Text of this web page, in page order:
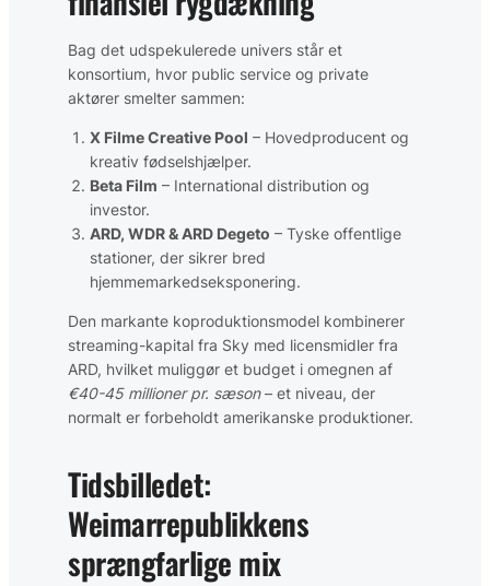
Bag det udspekulerede univers står et
konsortium, hvor public service og private
aktører smelter sammen:
X Filme Creative Pool – Hovedproducent og
kreativ fødselshjælper.
Beta Film – International distribution og
investor.
ARD, WDR & ARD Degeto – Tyske offentlige
stationer, der sikrer bred
hjemmemarkedseksponering.
Den markante koproduktionsmodel kombinerer
streaming-kapital fra Sky med licensmidler fra
ARD, hvilket muliggør et budget i omegnen af
€40-45 millioner pr. sæson– et niveau, der
normalt er forbeholdt amerikanske produktioner.
Tidsbilledet:
Weimarrepublikkens
sprængfarlige mix